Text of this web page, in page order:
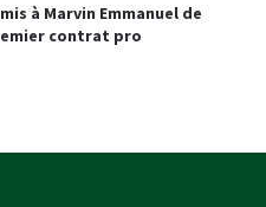
à Marvin Emmanuel de
contrat pro